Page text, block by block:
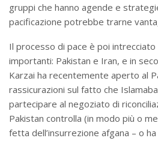
gruppi che hanno agende e
pacificazione potrebbe trarne
Il processo di pace è poi
importanti: Pakistan e Iran, e in
Karzai ha recentemente aperto al
rassicurazioni sul fatto che
partecipare al negoziato di
Pakistan controlla (in modo più o
fetta dell’insurrezione afgana – o